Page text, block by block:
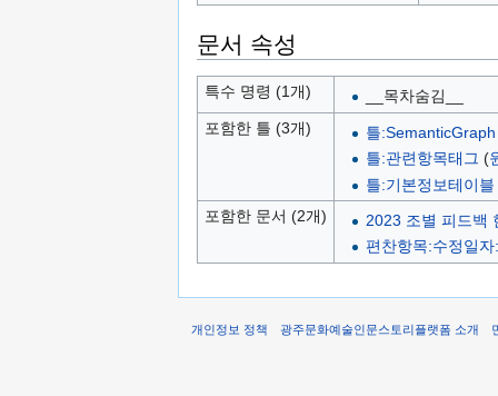
문서 속성
특수 명령 (1개)
__목차숨김__
포함한 틀 (3개)
틀:SemanticGraph
틀:관련항목태그 (
틀:기본정보테이블
포함한 문서 (2개)
2023 조별 피드백
편찬항목:수정일
개인정보 정책 광주문화예술인문스토리플랫폼 소개